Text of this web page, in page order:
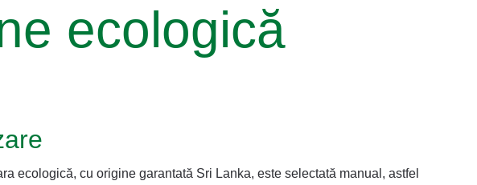
ecologică
ecologică, cu origine garantată Sri Lanka, este selectată manual, astfel